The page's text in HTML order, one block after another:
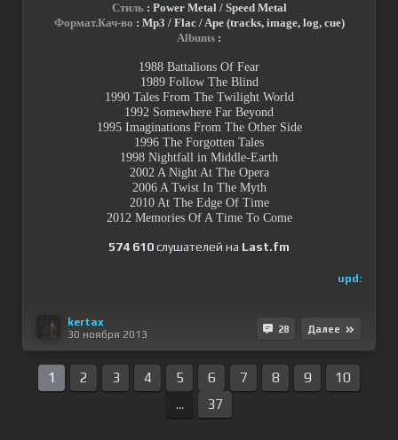
Стиль: Power Metal / Speed Metal
Формат.Кач-во : Mp3 / Flac / Ape (tracks, image, log, cue)
Albums :
1988 Battalions Of Fear
1989 Follow The Blind
1990 Tales From The Twilight World
1992 Somewhere Far Beyond
1995 Imaginations From The Other Side
1996 The Forgotten Tales
1998 Nightfall in Middle-Earth
2002 A Night At The Opera
2006 A Twist In The Myth
2010 At The Edge Of Time
2012 Memories Of A Time To Come
574 610слушателей на Last.fm
upd:
kertax
30 ноября 2013
28 Далее
1 2 3 4 5 6 7 8 9
10
...
37